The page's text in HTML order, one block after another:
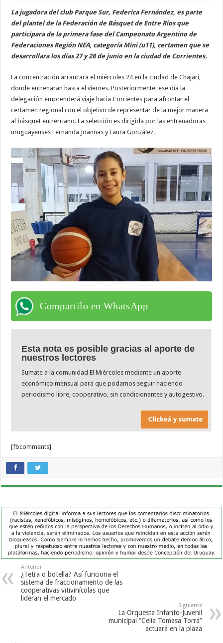
La jugadora del club Parque Sur, Federica Fernández, es parte
del plantel de la Federación de Básquet de Entre Ríos que
participara de la primera fase del Campeonato Argentino de
Federaciones Región NEA, categoría Mini (u11), certamen que se
desarrollara los días 27 y 28 de junio en la ciudad de Corrientes.
La concentración arrancara el miércoles 24 en la ciudad de Chajarí,
donde entrenaran hasta el viernes. Posteriormente, ese día la
delegación emprenderá viaje hacia Corrientes para afrontar el
certamen regional con el objetivo de representar de la mejor manera
al básquet entrerriano. La selección es dirigida por las entrenadoras
uruguayenses Fernanda Joannas y Laura González.
Compartilo en WhatsApp
Esta nota es posible gracias al aporte de
nuestros lectores
Sumate a la comunidad El Miércoles mediante un aporte
económico mensual para que podamos seguir haciendo
periodismo libre, cooperativo, sin condicionantes y autogestivo.
[fbcomments]
Anterior
¿Tetra o botella? Así funciona el
sistema de fraccionamiento de las
cooperativas vitivinícolas que
lideran el mercado
Siguiente
La Orquesta Infanto-Juvenil
municipal “Celia Tomasa Torrá”
actuará en la plaza